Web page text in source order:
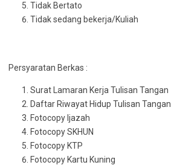
Tidak Bertato
Tidak sedang bekerja/Kuliah
Persyaratan Berkas :
Surat Lamaran Kerja Tulisan Tangan
Daftar Riwayat Hidup Tulisan Tangan
Fotocopy Ijazah
Fotocopy SKHUN
Fotocopy KTP
Fotocopy Kartu Kuning